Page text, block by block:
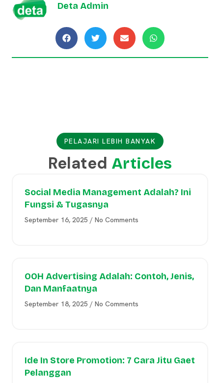
Deta Admin
PELAJARI LEBIH BANYAK
Related Articles
Social Media Management Adalah? Ini
Fungsi & Tugasnya
September 16, 2025 No Comments
OOH Advertising Adalah: Contoh, Jenis,
Dan Manfaatnya
September 18, 2025 No Comments
Ide In Store Promotion: 7 Cara Jitu Gaet
Pelanggan